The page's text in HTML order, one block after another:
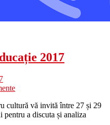
2017
cultură vă invită între 27 și 29
a discuta și analiza